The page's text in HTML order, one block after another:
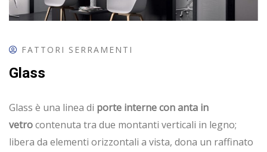
FATTORI SERRAMENTI
Glass
Glass è una linea di porte interne con anta in
vetrocontenuta tra due montanti verticali in legno;
libera da elementi orizzontali a vista, dona un raffinato